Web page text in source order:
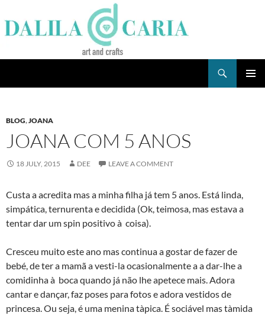
to
content
BLOG,JOANA
JOANA COM 5 ANOS
18 JULY, 2015 DEE LEAVE A COMMENT
Custa a acredita mas a minha filha já tem 5 anos. Está linda,
simpática, ternurenta e decidida (Ok, teimosa, mas estava a
tentar dar um spin positivo à coisa).
Cresceu muito este ano mas continua a gostar de fazer de
bebé, de ter a mamã a vesti-la ocasionalmente a a dar-lhe a
comidinha à boca quando já não lhe apetece mais. Adora
cantar e dançar, faz poses para fotos e adora vestidos de
princesa. Ou seja, é uma menina tà­pica. É sociável mas tà­mida